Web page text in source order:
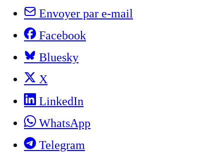
Envoyer par e-mail
Facebook
Bluesky
X
LinkedIn
WhatsApp
Telegram